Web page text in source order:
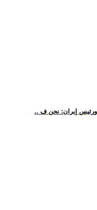
ورئيس إيران: نحن ف